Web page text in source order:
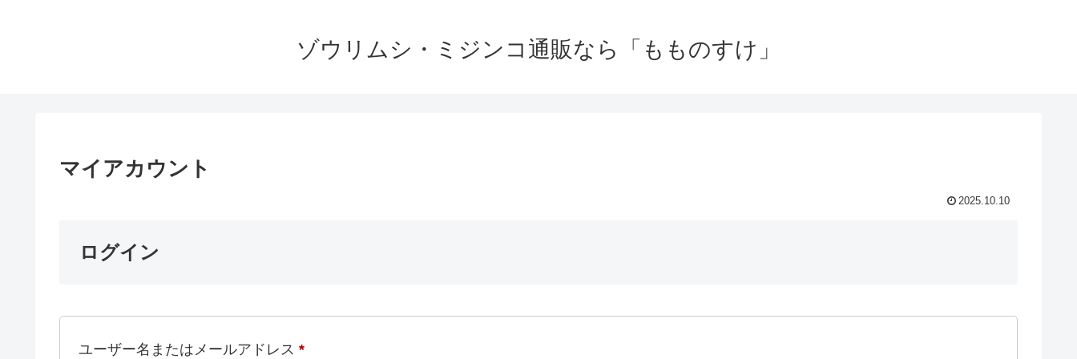
ゾウリムシ・ミジンコ通販なら「もものすけ」
マイアカウント
2025.10.10
ログイン
ユーザー名またはメールアドレス *必